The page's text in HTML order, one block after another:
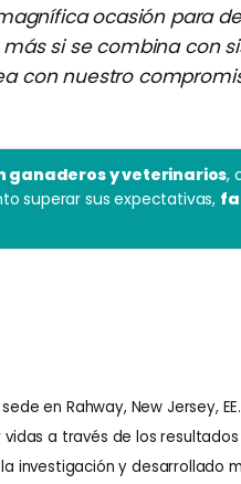
ocasión para
si se combina con
con nuestro
ganaderos y veterinarios,
superar sus expectativas,
en Rahway, New Jersey,
a través de los
investigación y desarrollado